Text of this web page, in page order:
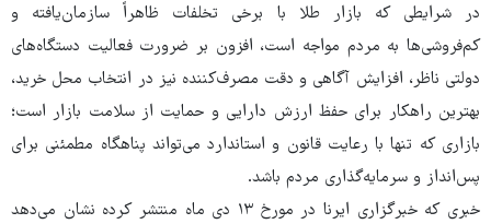
در شرایطی که بازار طلا با برخی تخلفات ظاهراً سازمان‌یافته و
کم‌فروشی‌ها به مردم مواجه است، افزون ‌بر ضرورت فعالیت دستگاه‌های
دولتی ناظر، افزایش آگاهی و دقت مصرف‌کننده نیز در انتخاب محل خرید،
بهترین راهکار برای حفظ ارزش دارایی و حمایت از سلامت بازار است؛
بازاری که تنها با رعایت قانون و استاندارد می‌تواند پناهگاه مطمئنی برای
پس‌انداز و سرمایه‌گذاری مردم باشد.
خبری که خبرگزاری ایرنا در مورخ ۱۳ دی ماه منتشر کرده نشان می‌دهد